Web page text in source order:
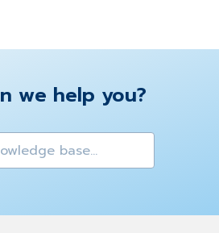
we help you?